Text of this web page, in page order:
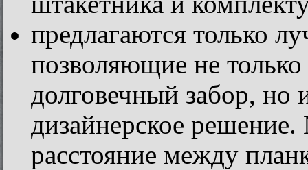
предлагаются только
позволяющие не
долговечный забор, но
дизайнерское
расстояние между